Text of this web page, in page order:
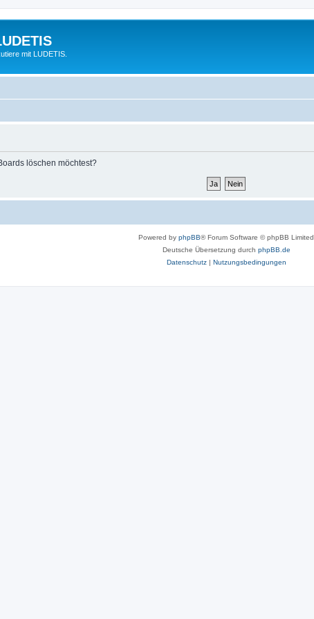
mit LUDETIS.
löschen möchtest?
Powered by phpBB® Forum Software © phpBB Limited
Deutsche Übersetzung durch phpBB.de
Datenschutz| Nutzungsbedingungen